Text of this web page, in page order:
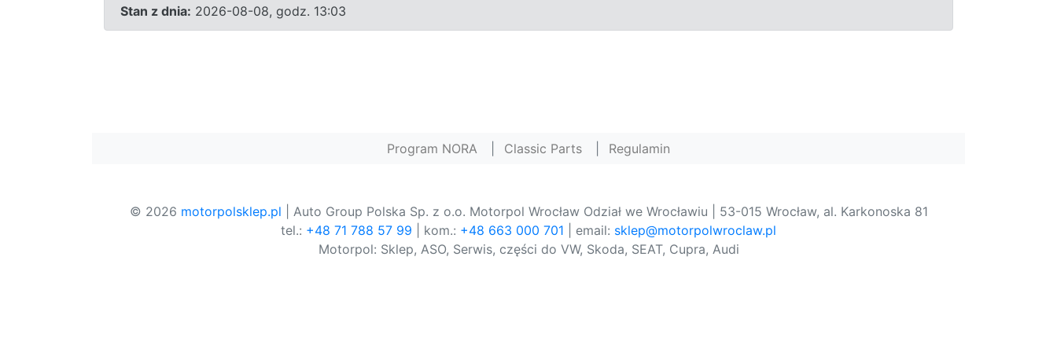
Stan z dnia: 2026-08-08, godz. 13:03
Program NORA Classic Parts Regulamin
© 2026 motorpolsklep.pl | Auto Group Polska Sp. z o.o. Motorpol Wrocław Odział we Wrocławiu | 53-015 Wrocław, al. Karkonoska 81
tel.: +48 71 788 57 99 | kom.: +48 663 000 701 | email: sklep@motorpolwroclaw.pl
Motorpol: Sklep, ASO, Serwis, części do VW, Skoda, SEAT, Cupra, Audi